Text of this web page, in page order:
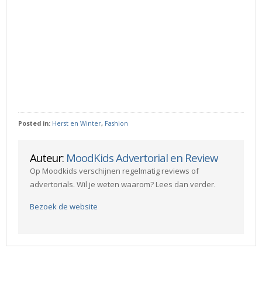
Posted in: Herst en Winter, Fashion
Auteur: MoodKids Advertorial en Review
Op Moodkids verschijnen regelmatig reviews of
advertorials. Wil je weten waarom? Lees dan verder.
Bezoek de website